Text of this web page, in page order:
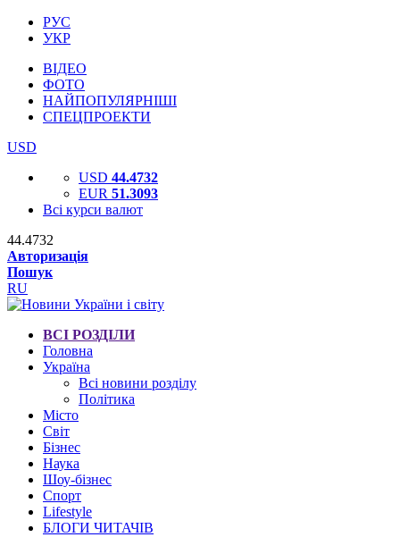
РУС
УКР
ВІДЕО
ФОТО
НАЙПОПУЛЯРНІШІ
СПЕЦПРОЕКТИ
USD
USD 44.4732
EUR 51.3093
Всі курси валют
44.4732
Авторизація
Пошук
RU
ВСІ РОЗДІЛИ
Головна
Україна
Всі новини розділу
Політика
Місто
Світ
Бізнес
Наука
Шоу-бізнес
Спорт
Lifestyle
БЛОГИ ЧИТАЧІВ